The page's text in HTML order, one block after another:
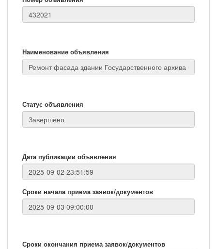
Наименование объявления
Статус объявления
Дата публикации объявления
Сроки начала приема заявок/документов
Сроки окончания приема заявок/документов